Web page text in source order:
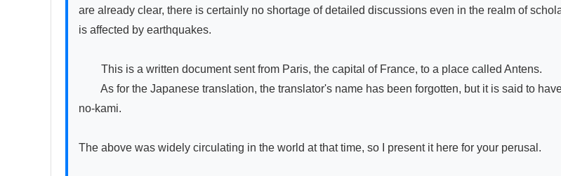
are already clear, there is certainly no shortage of detailed discussions even in the realm of
is affected by earthquakes.
This is a written document sent from Paris, the capital of France, to a place called Antens.
As for the Japanese translation, the translator's name has been forgotten, but it is said to
no-kami.
The above was widely circulating in the world at that time, so I present it here for your perusal.